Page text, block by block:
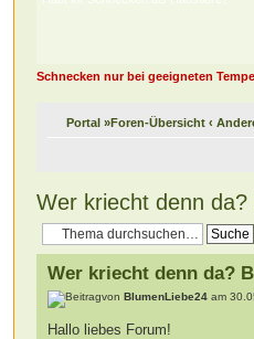
Schnecken nur bei geeigneten
Portal »Foren-Übersicht ‹
Wer kriecht denn
Wer kriecht denn da?
vonBlumenLiebe24 am
Hallo liebes Forum!